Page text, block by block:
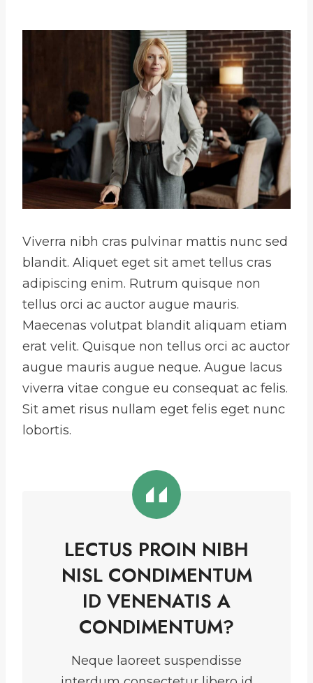
Viverra nibh cras pulvinar mattis nunc sed
blandit. Aliquet eget sit amet tellus cras
adipiscing enim. Rutrum quisque non
tellus orci ac auctor augue mauris.
Maecenas volutpat blandit aliquam etiam
erat velit. Quisque non tellus orci ac auctor
augue mauris augue neque. Augue lacus
viverra vitae congue eu consequat ac felis.
Sit amet risus nullam eget felis eget nunc
lobortis.
LECTUS PROIN NIBH
NISL CONDIMENTUM
ID VENENATIS A
CONDIMENTUM?
Neque laoreet suspendisse